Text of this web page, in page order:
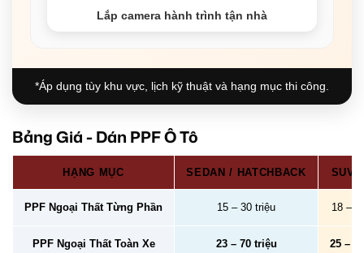
Lắp camera hành trình tận nhà
*Áp dụng tùy khu vực, lịch kỹ thuật và hạng mục thi công.
Bảng Giá - Dán PPF Ô Tô
HẠNG MỤC SEDAN / HATCHBACK SUV
PPF Ngoại Thất Từng Phần 15 – 30 triệu 18 –
PPF Ngoại Thất Toàn Xe 23 – 70 triệu 25 –